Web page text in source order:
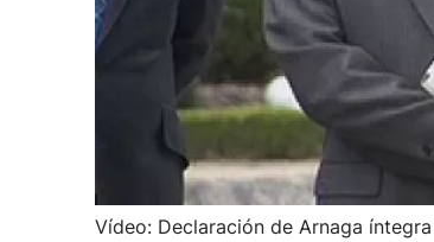
Vídeo: Declaración de Arnaga íntegra